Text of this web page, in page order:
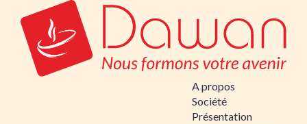
A propos
Société
Présentation